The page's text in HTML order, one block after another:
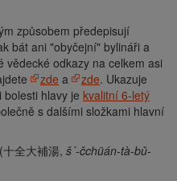
způsobem předepisují
bát ani "obyčejní" bylináři a
vědecké odkazy na celkem asi
zde a zde. Ukazuje
hlavy je kvalitní 6-letý
s dalšími složkami hlavní
十全大補湯, š´-čchüán-tà-bǔ-